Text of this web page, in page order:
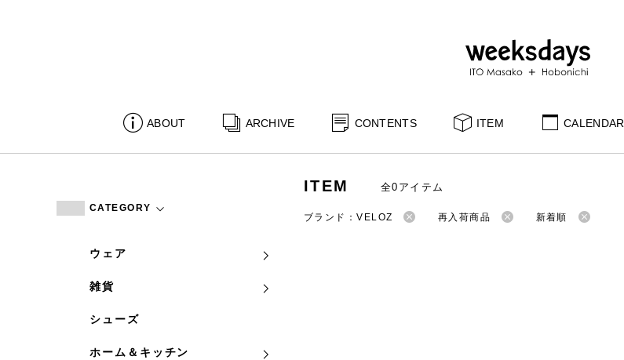
ABOUT ARCHIVE CONTENTS ITEM CALENDAR
CATEGORY
ウェア
雑貨
シューズ
ホーム＆キッチン
ITEM 全0アイテム
ブランド：VELOZ 再入荷商品 新着順